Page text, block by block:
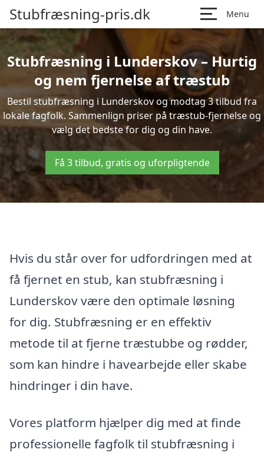
Stubfræsning-pris.dk Menu
Stubfræsning i Lunderskov – Hurtig
og nem fjernelse af træstub
Bestil stubfræsning i Lunderskov og modtag 3 tilbud fra
lokale fagfolk. Sammenlign priser på træstub-fjernelse og
vælg det bedste for dig og din have.
Få 3 tilbud, gratis og uforpligtende
Hvis du står over for udfordringen med at
få fjernet en stub, kan stubfræsning i
Lunderskov være den optimale løsning
for dig. Stubfræsning er en effektiv
metode til at fjerne træstubbe og rødder,
som kan hindre i havearbejde eller skabe
hindringer i din have.
Vores platform hjælper dig med at finde
professionelle fagfolk til stubfræsning i